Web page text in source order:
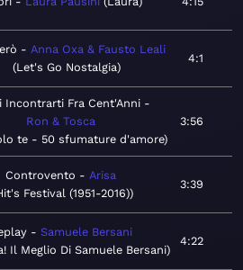
Anna Oxa & Fausto Leali
Let's Go Nostalgia
4:1
Incontrarti Fra Cent'Anni
Ron & Tosca
te - 50 sfumature d'amore
3:56
Controvento
Arisa
Festival (1951-2016)
3:39
Samuele Bersani
Il Meglio Di Samuele Bersani
4:22